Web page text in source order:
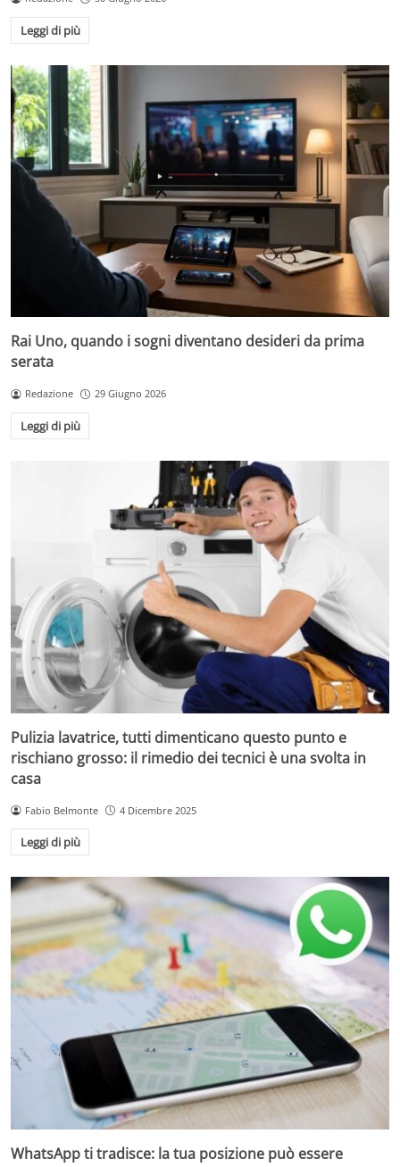
Leggi di più
Rai Uno, quando i sogni diventano desideri da prima
serata
Redazione 29 Giugno 2026
Leggi di più
Pulizia lavatrice, tutti dimenticano questo punto e
rischiano grosso: il rimedio dei tecnici è una svolta in
casa
Fabio Belmonte 4 Dicembre 2025
Leggi di più
WhatsApp ti tradisce: la tua posizione può essere